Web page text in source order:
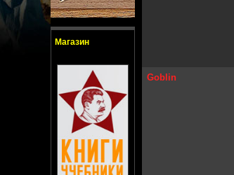
Магазин
Goblin